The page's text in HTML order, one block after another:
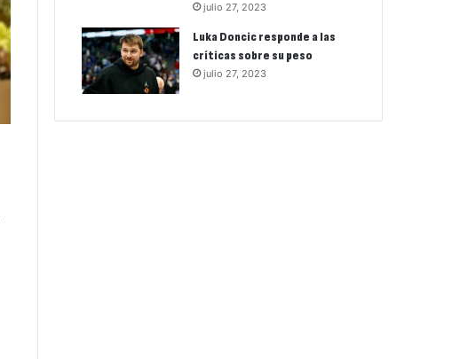
julio 27, 2023
Luka Doncic responde a las
críticas sobre su peso
julio 27, 2023